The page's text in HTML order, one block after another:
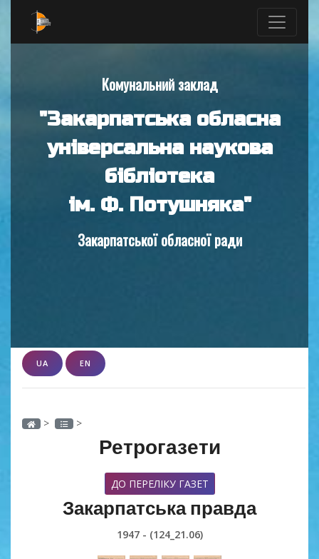
Комунальний заклад
"Закарпатська обласна
універсальна наукова
бібліотека
ім. Ф. Потушняка"
Закарпатської обласної ради
UA EN
> >
Ретрогазети
ДО ПЕРЕЛІКУ ГАЗЕТ
Закарпатська правда
1947 - (124_21.06)